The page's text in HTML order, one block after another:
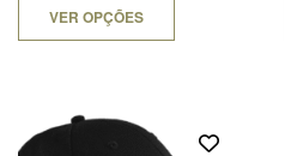
VER OPÇÕES